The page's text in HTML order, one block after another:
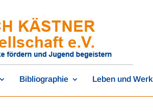
Bibliographie Leben und Werk